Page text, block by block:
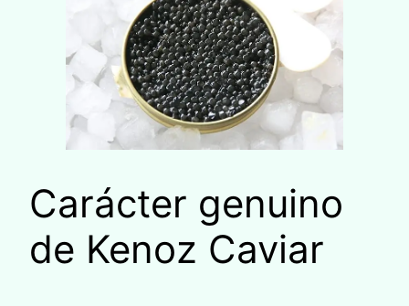
Carácter genuino
de Kenoz Caviar